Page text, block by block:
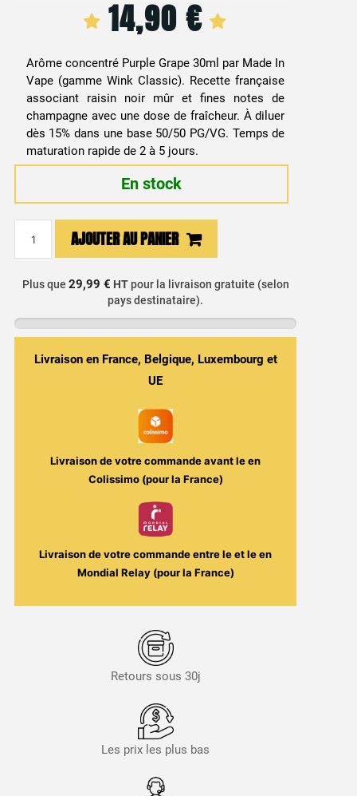
14,90€
Arôme concentré Purple Grape 30ml par Made In
Vape (gamme Wink Classic). Recette française
associant raisin noir mûr et fines notes de
champagne avec une dose de fraîcheur. À diluer
dès 15% dans une base 50/50 PG/VG. Temps de
maturation rapide de 2 à 5 jours.
En stock
Concentré
Raisin
Glacé
AJOUTER AU PANIER
Plus que 29,99 € HTpour la livraison gratuite (selon
pays destinataire).
Livraison en France, Belgique, Luxembourg et
UE
Livraison de votre commande avant leen
Colissimo (pour la France)
Livraison de votre commande entre leet leen
Mondial Relay (pour la France)
Retours sous 30j
Les prix les plus bas